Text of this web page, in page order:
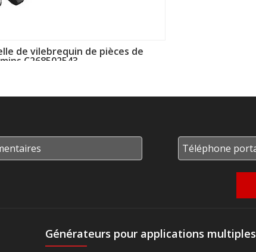
de vilebrequin de pièces de
C268502543
Générateurs pour applications multiples